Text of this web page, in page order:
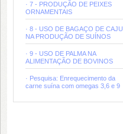
· 7 - PRODUÇÃO DE PEIXES
ORNAMENTAIS
· 8 - USO DE BAGAÇO DE CAJU
NA PRODUÇÃO DE SUÍNOS
· 9 - USO DE PALMA NA
ALIMENTAÇÃO DE BOVINOS
· Pesquisa: Enrequecimento da
carne suína com omegas 3,6 e 9